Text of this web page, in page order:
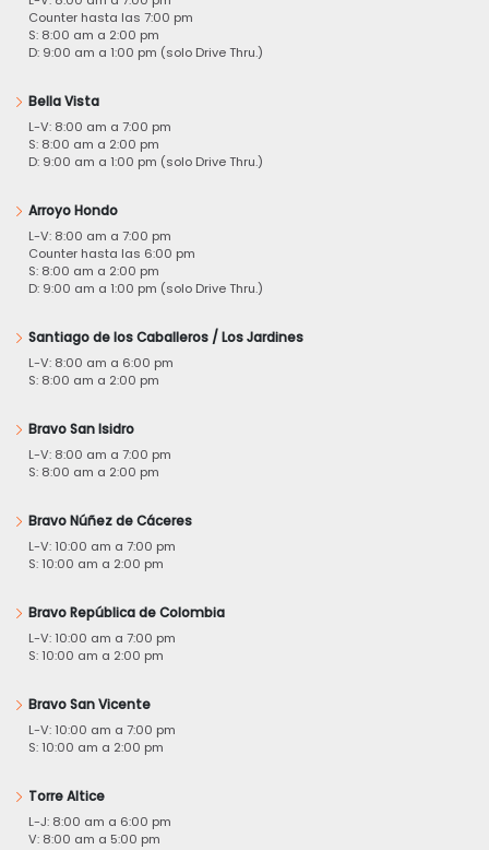
Counter hasta las 7:00 pm
S: 8:00 am a 2:00 pm
D: 9:00 am a 1:00 pm (solo Drive Thru.)
Bella Vista
L-V: 8:00 am a 7:00 pm
S: 8:00 am a 2:00 pm
D: 9:00 am a 1:00 pm (solo Drive Thru.)
Arroyo Hondo
L-V: 8:00 am a 7:00 pm
Counter hasta las 6:00 pm
S: 8:00 am a 2:00 pm
D: 9:00 am a 1:00 pm (solo Drive Thru.)
Santiago de los Caballeros / Los Jardines
L-V: 8:00 am a 6:00 pm
S: 8:00 am a 2:00 pm
Bravo San Isidro
L-V: 8:00 am a 7:00 pm
S: 8:00 am a 2:00 pm
Bravo Núñez de Cáceres
L-V: 10:00 am a 7:00 pm
S: 10:00 am a 2:00 pm
Bravo República de Colombia
L-V: 10:00 am a 7:00 pm
S: 10:00 am a 2:00 pm
Bravo San Vicente
L-V: 10:00 am a 7:00 pm
S: 10:00 am a 2:00 pm
Torre Altice
L-J: 8:00 am a 6:00 pm
V: 8:00 am a 5:00 pm